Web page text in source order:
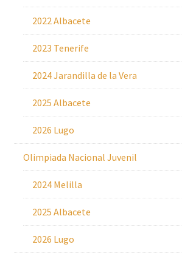
2022 Albacete
2023 Tenerife
2024 Jarandilla de la Vera
2025 Albacete
2026 Lugo
Olimpiada Nacional Juvenil
2024 Melilla
2025 Albacete
2026 Lugo